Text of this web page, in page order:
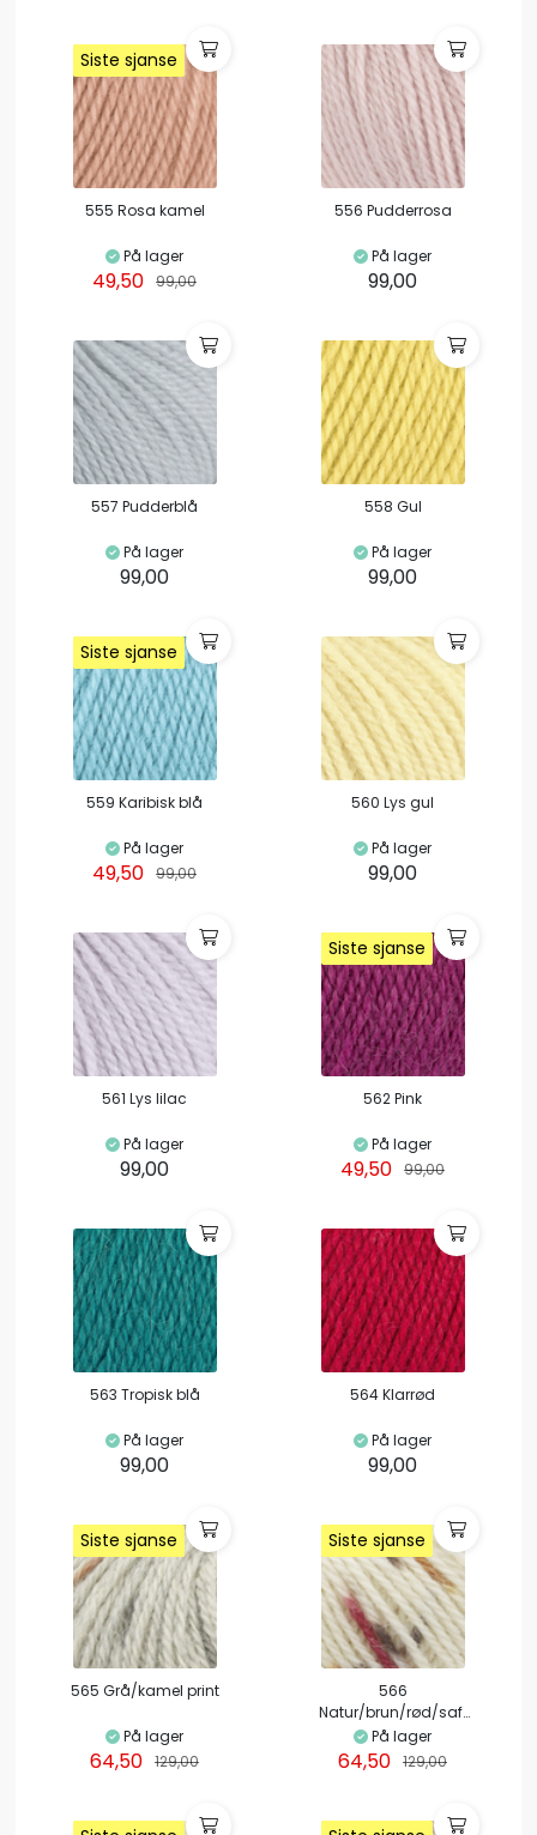
Siste sjanse
Siste sjanse
Siste sjanse
Siste sjanse
555 Rosa kamel
På lager
49,50 99,00
556 Pudderrosa
På lager
99,00
557 Pudderblå
På lager
99,00
558 Gul
På lager
99,00
Siste sjanse
Siste sjanse
Siste sjanse
Siste sjanse
559 Karibisk blå
På lager
49,50 99,00
560 Lys gul
På lager
99,00
561 Lys lilac
På lager
99,00
Siste sjanse
Siste sjanse
Siste sjanse
Siste sjanse
562 Pink
På lager
49,50 99,00
563 Tropisk blå
På lager
99,00
564 Klarrød
På lager
99,00
Siste sjanse
Siste sjanse
Siste sjanse
Siste sjanse
565 Grå/kamel print
På lager
64,50 129,00
Siste sjanse
Siste sjanse
Siste sjanse
Siste sjanse
566
Natur/brun/rød/safr
an print
På lager
64,50 129,00